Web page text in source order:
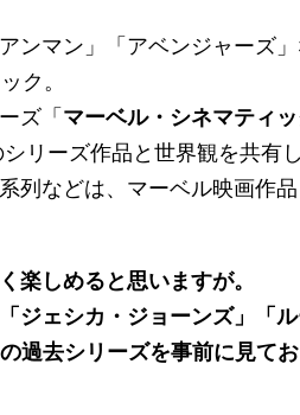
ンマン」「アベンジャーズ」
ク。
ズ「 マーベル・シネマティ
リーズ作品と世界観を共有
列などは、マーベル映画作
楽しめると思いますが。
ジェシカ・ジョーンズ」「
過去シリーズを事前に見て